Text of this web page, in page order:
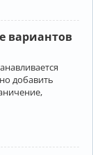
вариантов
добавить